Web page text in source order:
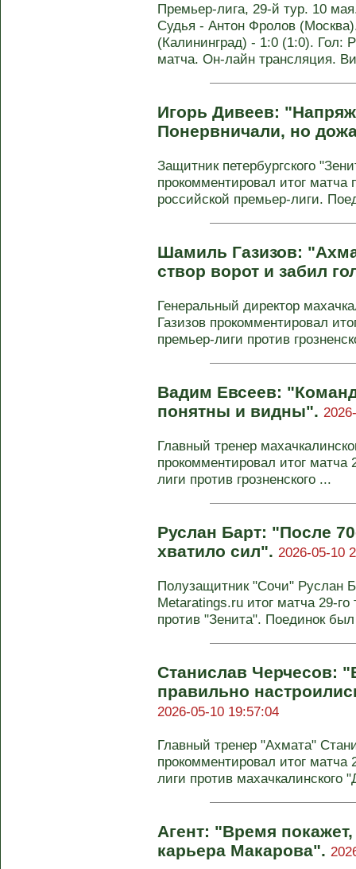
Премьер-лига, 29-й тур. 10
Судья - Антон Фролов
(Калининград) - 1:0 (1:0). Гол:
матча. Он-лайн трансляция.
Игорь Дивеев:
Понервничали, но
Защитник петербургского
прокомментировал итог матча
российской премьер-лиги.
Шамиль Газизов:
створ ворот и забил
Генеральный директор
Газизов прокомментировал
премьер-лиги против
Вадим Евсеев:
понятны и видны".
Главный тренер
прокомментировал итог матча
лиги против грозненского ...
Руслан Барт: "После
хватило сил". 2026-05-10
Полузащитник "Сочи" Руслан
Metaratings.ru итог матча 29-
против "Зенита". Поединок
Станислав Черчесов:
правильно
2026-05-10 19:57:04
Главный тренер "Ахмата"
прокомментировал итог матча
лиги против махачкалинского
Агент: "Время покажет,
карьера Макарова".